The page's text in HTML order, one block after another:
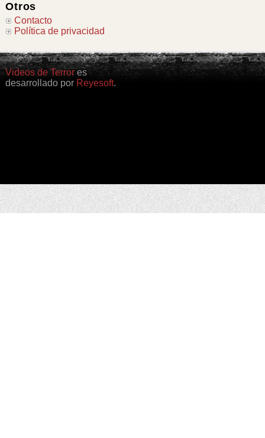
Otros
Contacto
Política de privacidad
Videos de Terrores
desarrollado por Reyesoft.